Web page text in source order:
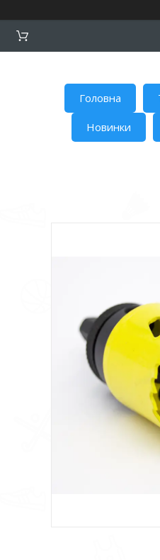
Головна
Новинки